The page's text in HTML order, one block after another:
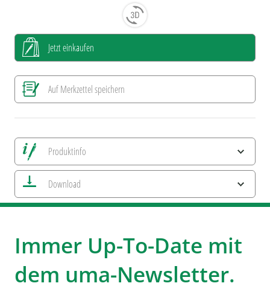
Jetzt einkaufen
Auf Merkzettel speichern
Produktinfo
Alle Ansichten speichern
Aktuelles Bild speichern
Information Druckposition
Download
uma NEWS 2026
Immer Up-To-Date mit
dem uma-Newsletter.